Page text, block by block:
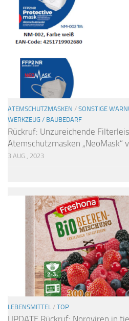
ATEMSCHUTZMASKEN / SONSTIGE
WERKZEUG / BAUBEDARF
Rückruf: Unzureichende
Atemschutzmasken „NeoMask“
3 AUG., 2023
LEBENSMITTEL / TOP
UPDATE Rückruf: Noroviren in